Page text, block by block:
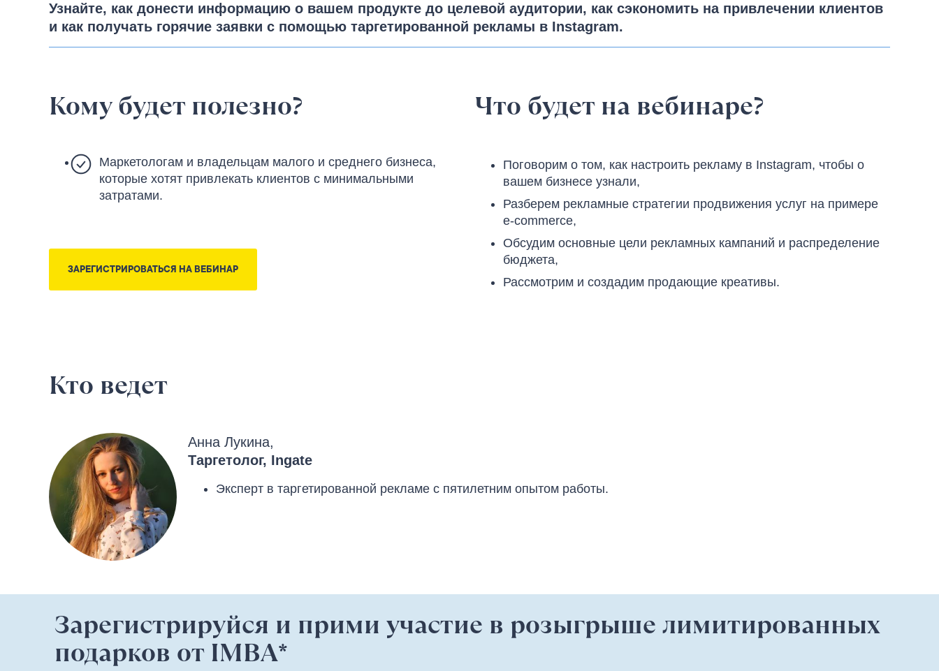
Узнайте, как донести информацию о вашем продукте до целевой аудитории, как сэкономить на привлечении клиентов
и как получать горячие заявки с помощью таргетированной рекламы в Instagram.
Кому будет полезно?
Маркетологам и владельцам малого и среднего бизнеса,
которые хотят привлекать клиентов с минимальными
затратами.
ЗАРЕГИСТРИРОВАТЬСЯ НА ВЕБИНАР
Что будет на вебинаре?
Поговорим о том, как настроить рекламу в Instagram, чтобы о
вашем бизнесе узнали,
Разберем рекламные стратегии продвижения услуг на примере
e-commerce,
Обсудим основные цели рекламных кампаний и распределение
бюджета,
Рассмотрим и создадим продающие креативы.
Кто ведет
Анна Лукина,
Таргетолог, Ingate
Эксперт в таргетированной рекламе с пятилетним опытом работы.
Зарегистрируйся и прими участие в розыгрыше лимитированных
подарков от IMBA*